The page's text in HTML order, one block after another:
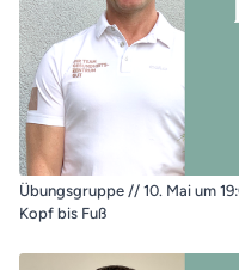
Übungsgruppe // 10. Mai um
Kopf bis Fuß